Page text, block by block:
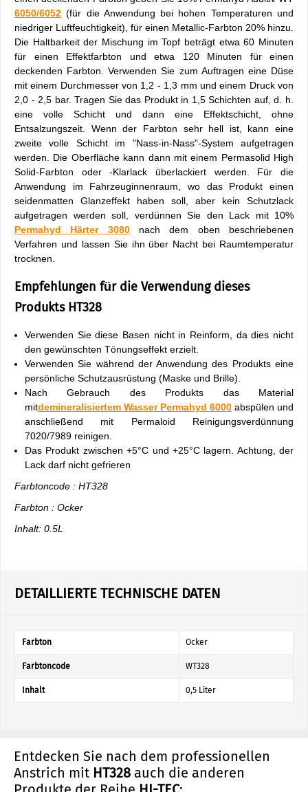
6050/6052 (für die Anwendung bei hohen Temperaturen und
niedriger Luftfeuchtigkeit), für einen Metallic-Farbton 20% hinzu.
Die Haltbarkeit der Mischung im Topf beträgt etwa 60 Minuten
für einen Effektfarbton und etwa 120 Minuten für einen
deckenden Farbton. Verwenden Sie zum Auftragen eine Düse
mit einem Durchmesser von 1,2 - 1,3 mm und einem Druck von
2,0 - 2,5 bar. Tragen Sie das Produkt in 1,5 Schichten auf, d. h.
eine volle Schicht und dann eine Effektschicht, ohne
Entsalzungszeit. Wenn der Farbton sehr hell ist, kann eine
zweite volle Schicht im "Nass-in-Nass"-System aufgetragen
werden. Die Oberfläche kann dann mit einem Permasolid High
Solid-Farbton oder -Klarlack überlackiert werden. Für die
Anwendung im Fahrzeuginnenraum, wo das Produkt einen
seidenmatten Glanzeffekt haben soll, aber kein Schutzlack
aufgetragen werden soll, verdünnen Sie den Lack mit 10%
Permahyd Härter 3080nach dem oben beschriebenen
Verfahren und lassen Sie ihn über Nacht bei Raumtemperatur
trocknen.
Empfehlungen für die Verwendung dieses
Produkts HT328
Verwenden Sie diese Basen nicht in Reinform, da dies nicht
den gewünschten Tönungseffekt erzielt.
Verwenden Sie während der Anwendung des Produkts eine
persönliche Schutzausrüstung (Maske und Brille).
Nach Gebrauch des Produkts das Material
mitdemineralisiertem Wasser Permahyd 6000 abspülen und
anschließend mit Permaloid Reinigungsverdünnung
7020/7989 reinigen.
Das Produkt zwischen +5°C und +25°C lagern. Achtung, der
Lack darf nicht gefrieren
Farbtoncode : HT328
Farbton : Ocker
Inhalt: 0.5L
DETAILLIERTE TECHNISCHE DATEN
Farbton Ocker
Farbtoncode WT328
Inhalt 0,5 Liter
Entdecken Sie nach dem professionellen
Anstrich mit HT328 auch die anderen